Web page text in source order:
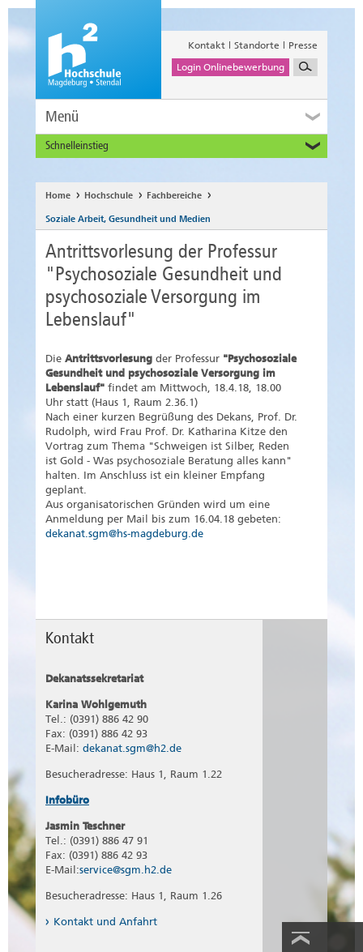
Kontakt Standorte
Presse
Login Onlinebewerbung
Menü
Schnelleinstieg
Alumni
Unternehmen und Institutionen
Studierende
Beschäftigte
International
Home Hochschule Fachbereiche
Soziale Arbeit, Gesundheit und Medien
Antrittsvorlesung der Professur
"Psychosoziale Gesundheit und
psychosoziale Versorgung im
Lebenslauf"
Die Antrittsvorlesung der Professur "Psychosoziale
Gesundheit und psychosoziale Versorgung im
Lebenslauf" findet am Mittwoch, 18.4.18, 18.00
Uhr statt (Haus 1, Raum 2.36.1)
Nach einer kurzen Begrüßung des Dekans, Prof. Dr.
Rudolph, wird Frau Prof. Dr. Katharina Kitze den
Vortrag zum Thema "Schweigen ist Silber, Reden
ist Gold - Was psychosoziale Beratung alles kann"
halten. Im Anschluss ist ein kleiner Empfang
geplant.
Aus organisatorischen Gründen wird um eine
Anmeldung per Mail bis zum 16.04.18 gebeten:
dekanat.sgm@hs-magdeburg.de
Kontakt
Dekanatssekretariat
Karina Wohlgemuth
Tel.: (0391) 886 42 90
Fax: (0391) 886 42 93
E-Mail: dekanat.sgm@h2.de
Besucheradresse: Haus 1, Raum 1.22
Infobüro
Jasmin Teschner
Tel.: (0391) 886 47 91
Fax: (0391) 886 42 93
E-Mail:service@sgm.h2.de
Besucheradresse: Haus 1, Raum 1.26
Kontakt und Anfahrt